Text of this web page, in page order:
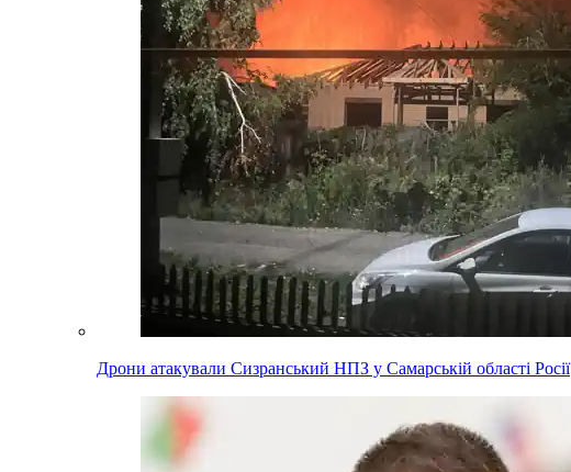
Дрони атакували Сизранський НПЗ у Самарській області Росії